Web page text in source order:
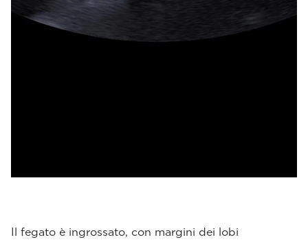
Il fegato è ingrossato, con margini dei lobi